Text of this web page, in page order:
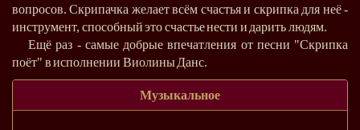
вопросов. Скрипачка желает всём счастья и скрипка для неё -
инструмент, способный это счастье нести и дарить людям.
Ещё раз - самые добрые впечатления от песни "Скрипка
поёт" в исполнении Виолины Данс.
Музыкальное